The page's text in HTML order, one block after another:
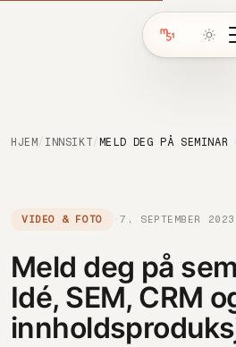
HJEM / INNSIKT/
VIDEO & FOTO ·7. SEPTEMBER 2023
Meld deg på
Idé, SEM, CRM